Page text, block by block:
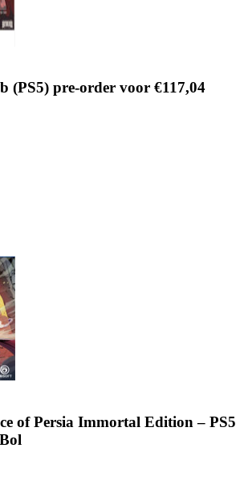
(PS5) pre-order voor €117,04
of Persia Immortal Edition – PS5